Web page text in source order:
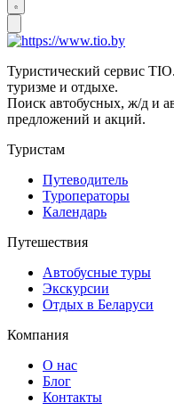
Туристический сервис
туризме и отдыхе.
Поиск автобусных, ж/д и
предложений и акций.
Туристам
Путеводитель
Туроператоры
Календарь
Путешествия
Автобусные туры
Экскурсии
Отдых в Беларуси
Компания
О нас
Блог
Контакты